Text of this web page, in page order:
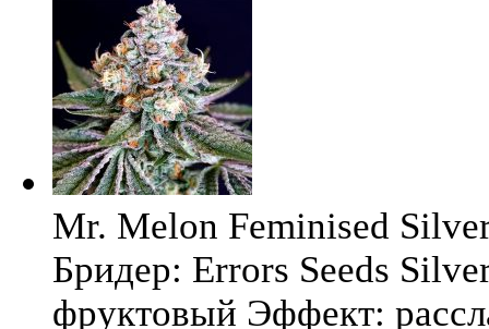
Mr. Melon Feminised
Бридер: Errors Seeds
фруктовый Эффект: